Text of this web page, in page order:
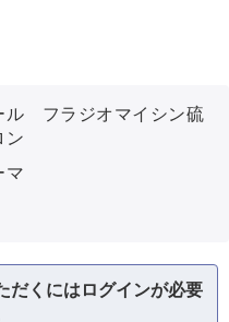
ル フラジオマイシン硫
ン
マ
だくにはログインが必要